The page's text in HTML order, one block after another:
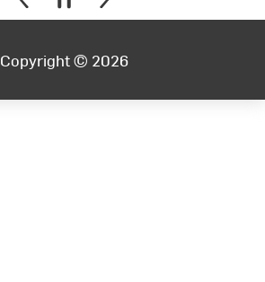
Copyright © 2026